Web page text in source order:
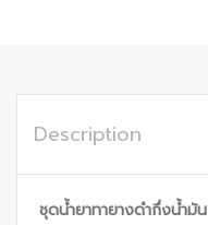
Description
ชุดน้ำยาทายางดำกึ่งน้ำมัน